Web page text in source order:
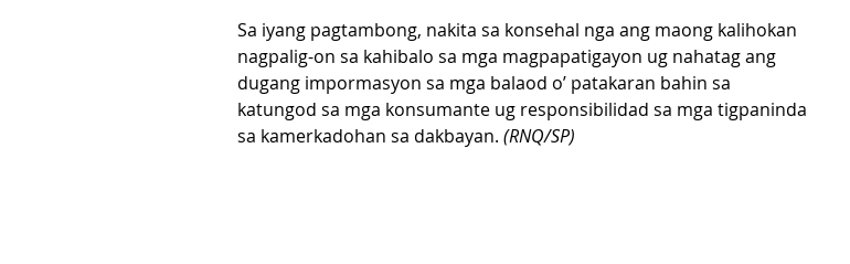
Sa iyang pagtambong, nakita sa konsehal nga ang maong kalihokan
nagpalig-on sa kahibalo sa mga magpapatigayon ug nahatag ang
dugang impormasyon sa mga balaod o’ patakaran bahin sa
katungod sa mga konsumante ug responsibilidad sa mga tigpaninda
sa kamerkadohan sa dakbayan. (RNQ/SP)